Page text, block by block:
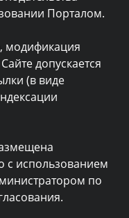
Порталом.
модификация
допускается
(в виде
с использованием
по